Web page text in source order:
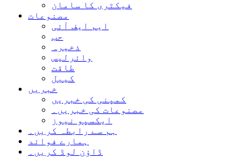
فیکٹری کا سامان
مصنوعات
ایم ایف آئی
حب
ذخیرہ
وائرلیس
طاقت
کیبل
خبریں
کمپنی کی خبریں
مصنوعات کی خبریں۔
ایکسپو نیوز
ہم سے رابطہ کریں۔
ہمارے فوائد
ڈاؤن لوڈ کریں۔